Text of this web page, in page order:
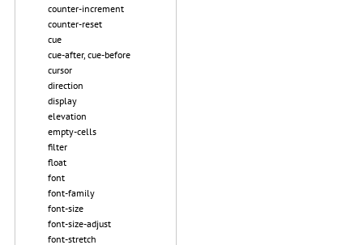
counter-increment
counter-reset
cue
cue-after, cue-before
cursor
direction
display
elevation
empty-cells
filter
float
font
font-family
font-size
font-size-adjust
font-stretch